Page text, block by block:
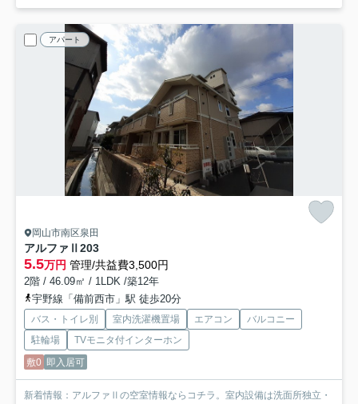
アパート
岡山市南区泉田
アルファⅡ 203
5.5万円 管理/共益費3,500円
2階 / 46.09㎡ / 1LDK /築12年
宇野線「備前西市」駅 徒歩20分
バス・トイレ別 室内洗濯機置場 エアコン
バルコニー
駐輪場
TVモニタ付インターホン
敷0 即入居可
新着情報：アルファⅡの空室情報ならコチラ。室内設備は洗面所独立・